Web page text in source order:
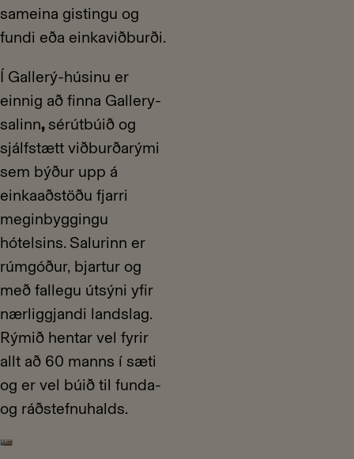
sameina gistingu og
fundi eða einkaviðburði.
Í Gallerý-húsinu er
einnig að finna Gallery-
salinn,sérútbúið og
sjálfstætt viðburðarými
sem býður upp á
einkaaðstöðu fjarri
meginbyggingu
hótelsins. Salurinn er
rúmgóður, bjartur og
með fallegu útsýni yfir
nærliggjandi landslag.
Rýmið hentar vel fyrir
allt að 60 manns í sæti
og er vel búið til funda-
og ráðstefnuhalds.